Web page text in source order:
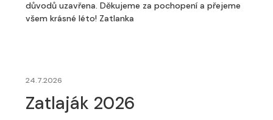
důvodů uzavřena. Děkujeme za pochopení a přejeme
všem krásné léto! Zatlanka
24.7.2026
Zatlaják 2026